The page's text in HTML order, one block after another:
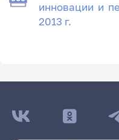
инновации и
2013 г.